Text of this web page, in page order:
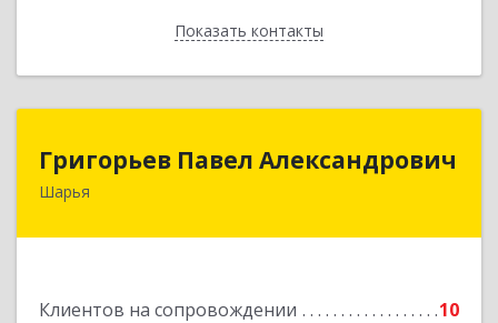
Показать контакты
Назад
Григорьев Павел Александрович
Шарья
Клиентов на сопровождении 10
157505, Костромская область, город Шарья,